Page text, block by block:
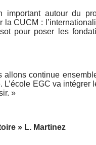
autour du
CUCM :
pour poser les
continue
L’école EGC va intégrer
»
» L. Martinez